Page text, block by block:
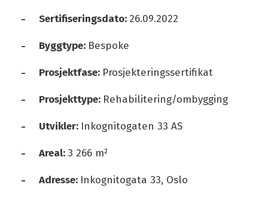
- Sertifiseringsdato: 26.09.2022
- Byggtype: Bespoke
- Prosjektfase: Prosjekteringssertifikat
- Prosjekttype: Rehabilitering/ombygging
- Utvikler: Inkognitogaten 33 AS
- Areal:3 266 m²
- Adresse: Inkognitogata 33, Oslo